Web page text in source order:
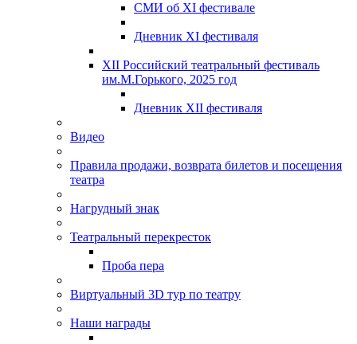
СМИ об XI фестивале
Дневник XI фестиваля
XII Российский театральный фестиваль
им.М.Горького, 2025 год
Дневник XII фестиваля
Видео
Правила продажи, возврата билетов и посещения
театра
Нагрудный знак
Театральный перекресток
Проба пера
Виртуальный 3D тур по театру
Наши награды